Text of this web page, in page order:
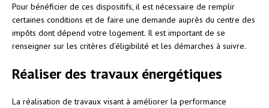
Pour bénéficier de ces dispositifs, il est nécessaire de remplir
certaines conditions et de faire une demande auprès du centre des
impôts dont dépend votre logement. Il est important de se
renseigner sur les critères d’éligibilité et les démarches à suivre.
Réaliser des travaux énergétiques
La réalisation de travaux visant à améliorer la performance